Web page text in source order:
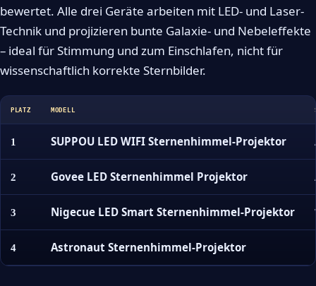
bewertet. Alle drei Geräte arbeiten mit LED- und Laser-
Technik und projizieren bunte Galaxie- und Nebeleffekte
– ideal für Stimmung und zum Einschlafen, nicht für
wissenschaftlich korrekte Sternbilder.
PLATZ MODELL
1 SUPPOU LED WIFI Sternenhimmel-Projektor
2 Govee LED Sternenhimmel Projektor
3 Nigecue LED Smart Sternenhimmel-Projektor
4 Astronaut Sternenhimmel-Projektor